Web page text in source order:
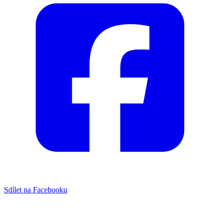
Sdílet na Facebooku